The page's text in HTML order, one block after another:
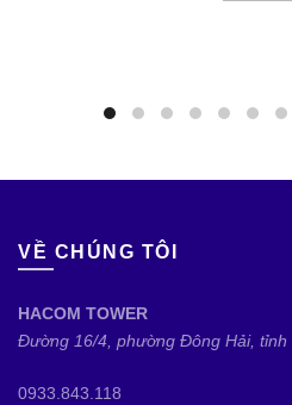
VỀ CHÚNG TÔI
HACOM TOWER
Đường 16/4, phường Đông Hải, tỉnh
0933.843.118